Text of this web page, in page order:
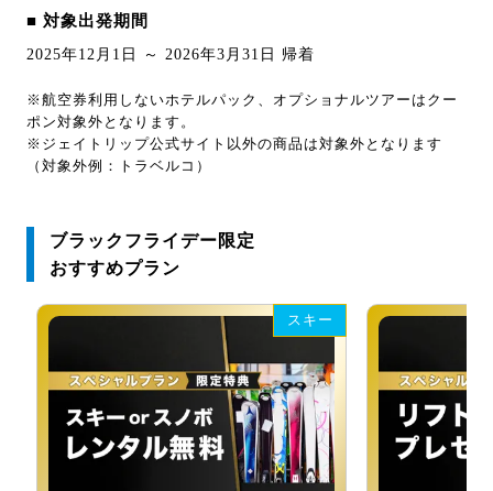
■ 対象出発期間
2025年12月1日 ～ 2026年3月31日 帰着
※航空券利用しないホテルパック、オプショナルツアーはクー
ポン対象外となります。
※ジェイトリップ公式サイト以外の商品は対象外となります
（対象外例：トラベルコ）
ブラックフライデー限定
おすすめプラン
スキー